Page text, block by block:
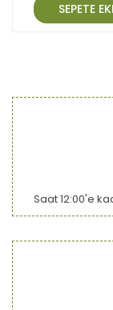
SEPETE
Saat 12:00'e